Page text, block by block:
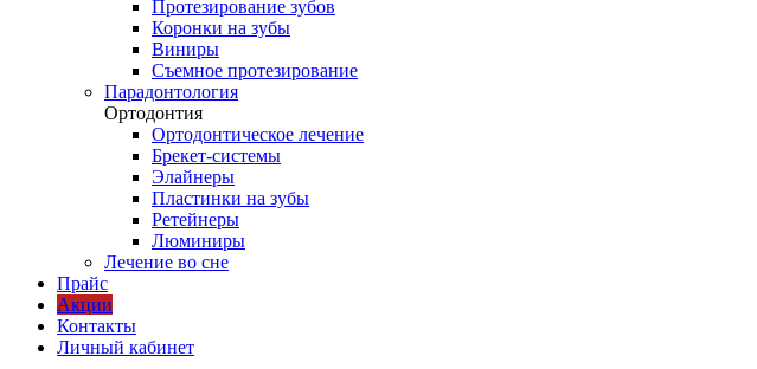
Протезирование зубов
Коронки на зубы
Виниры
Съемное протезирование
Парадонтология
Ортодонтия
Ортодонтическое лечение
Брекет-системы
Элайнеры
Пластинки на зубы
Ретейнеры
Люминиры
Лечение во сне
Прайс
Акции
Контакты
Личный кабинет